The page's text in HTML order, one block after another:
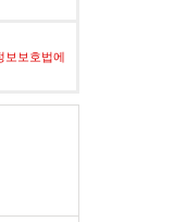
보보호법에